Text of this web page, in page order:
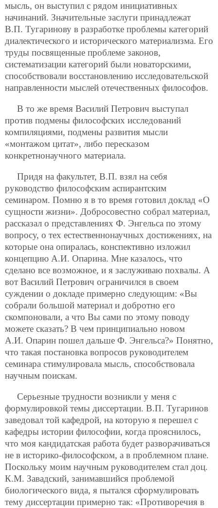
мысль, он выступил с рядом инициативных
начинаний. Значительные заслуги принадлежат
В.П. Тугаринову в разработке проблемы категорий
диалектического и исторического материализма. Его
труды посвященные проблеме законов,
систематизации категорий были новаторскими,
способствовали восстановлению исследовательской
направленности мыслей отечественных философов.
В то же время Василий Петрович выступал
против подмены философских исследований
компиляциями, подмены развития мысли
«монтажом цитат», либо пересказом
конкретнонаучного материала.
Придя на факультет, В.П. взял на себя
руководство философским аспирантским
семинаром. Помню я в то время готовил доклад «О
сущности жизни». Добросовестно собрал материал,
рассказал о представлениях Ф. Энгельса по этому
вопросу, о тех естественнонаучных достижениях, на
которые она опиралась, конспективно изложил
концепцию А.И. Опарина. Мне казалось, что
сделано все возможное, и я заслуживаю похвалы. А
вот Василий Петрович ограничился в своем
суждении о докладе примерно следующим: «Вы
собрали большой материал и добротно его
скомпоновали, а что Вы сами по этому поводу
можете сказать? В чем принципиально новом
А.И. Опарин пошел дальше Ф. Энгельса?» Понятно,
что такая постановка вопросов руководителем
семинара стимулировала мысль, способствовала
научным поискам.
Серьезные трудности возникли у меня с
формулировкой темы диссертации. В.П. Тугаринов
заведовал той кафедрой, на которую я перешел с
кафедры истории философии, когда прояснилось,
что моя кандидатская работа будет разворачиваться
не в историко-философском, а в проблемном плане.
Поскольку моим научным руководителем стал доц.
К.М. Завадский, занимавшийся проблемой
биологического вида, я пытался сформулировать
тему диссертации примерно так: «Противоречия в